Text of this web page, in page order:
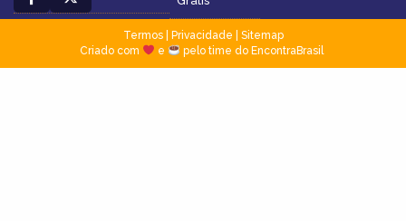
Termos| Privacidade
Sitemap
Criado com
e pelo time do EncontraBrasil